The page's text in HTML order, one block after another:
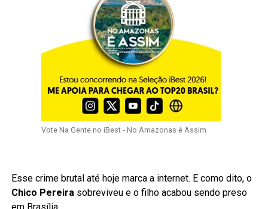
Vote Na Gente no iBest - No Amazonas é Assim
Esse crime brutal até hoje marca a internet. E como dito, o
Chico Pereirasobreviveu e o filho acabou sendo preso